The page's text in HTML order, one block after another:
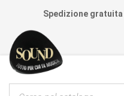
Spedizione gratuita